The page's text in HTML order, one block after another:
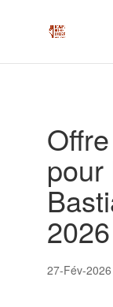
pour
2026
27-Fév-2026